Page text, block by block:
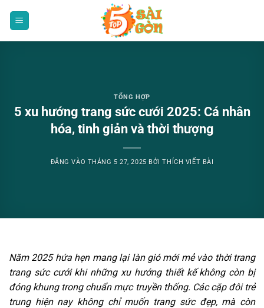
TỔNG HỢP
5 xu hướng trang sức cưới 2025: Cá nhân
hóa, tinh giản và thời thượng
ĐĂNG VÀO THÁNG 5 27, 2025 BỞITHÍCH VIẾT BÀI
Năm 2025 hứa hẹn mang lại làn gió mới mẻ vào thời trang
trang sức cưới khi những xu hướng thiết kế không còn bị
đóng khung trong chuẩn mực truyền thống. Các cặp đôi trẻ
trung hiện nay không chỉ muốn trang sức đẹp, mà còn